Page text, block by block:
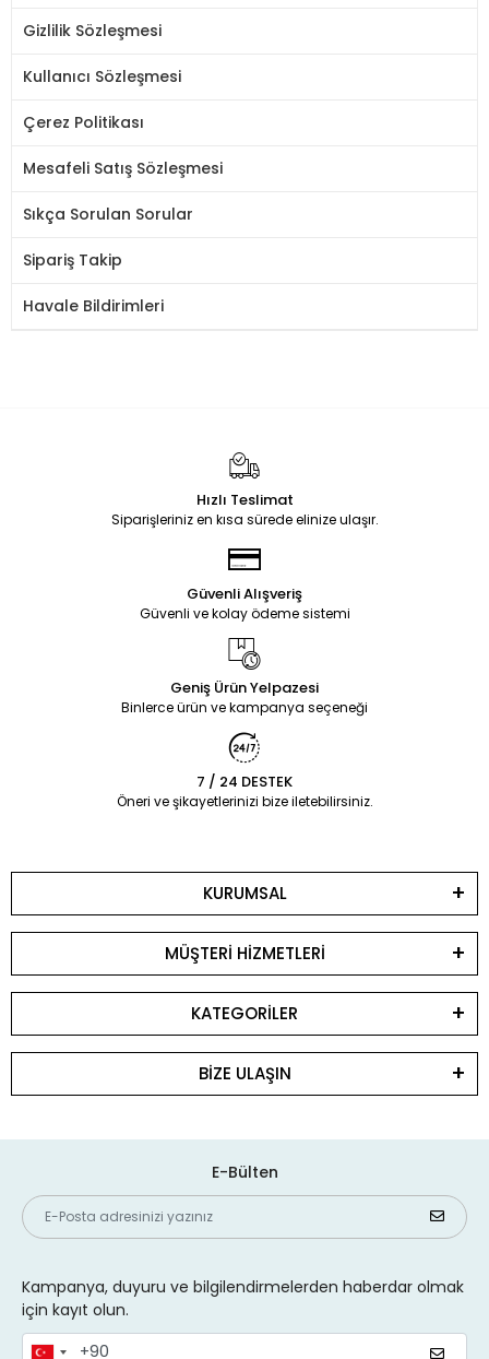
Gizlilik Sözleşmesi
Kullanıcı Sözleşmesi
Çerez Politikası
Mesafeli Satış Sözleşmesi
Sıkça Sorulan Sorular
Sipariş Takip
Havale Bildirimleri
Hızlı Teslimat
Siparişleriniz en kısa sürede elinize ulaşır.
Güvenli Alışveriş
Güvenli ve kolay ödeme sistemi
Geniş Ürün Yelpazesi
Binlerce ürün ve kampanya seçeneği
7 / 24 DESTEK
Öneri ve şikayetlerinizi bize iletebilirsiniz.
KURUMSAL
MÜŞTERİ HİZMETLERİ
KATEGORİLER
BİZE ULAŞIN
E-Bülten
Kampanya, duyuru ve bilgilendirmelerden haberdar olmak
için kayıt olun.